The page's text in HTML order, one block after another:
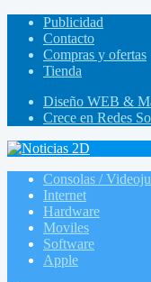
Publicidad
Contacto
Compras y ofertas
Tienda
Diseño WEB &
Crece en Redes
Consolas /
Internet
Hardware
Moviles
Software
Apple